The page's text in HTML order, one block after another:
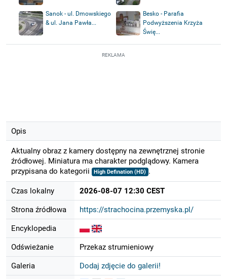
Sanok - ul. Dmowskiego
& ul. Jana Pawła...
Besko - Parafia
Podwyższenia Krzyża
Świę...
REKLAMA
Opis
Aktualny obraz z kamery dostępny na zewnętrznej stronie
źródłowej. Miniatura ma charakter podglądowy. Kamera
przypisana do kategorii
High Defination (HD) .
Czas lokalny 2026-08-07 12:30 CEST
Strona źródłowa https://strachocina.przemyska.pl/
Encyklopedia
Odświeżanie Przekaz strumieniowy
Galeria Dodaj zdjęcie do galerii!